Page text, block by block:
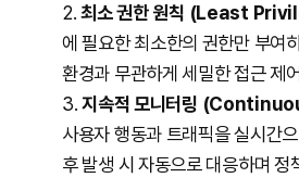
최소 권한 원칙 (Least
에 필요한 최소한의 권한만 부여
환경과 무관하게 세밀한 접근 제
지속적 모니터링
사용자 행동과 트래픽을 실시간
후 발생 시 자동으로 대응하며 정